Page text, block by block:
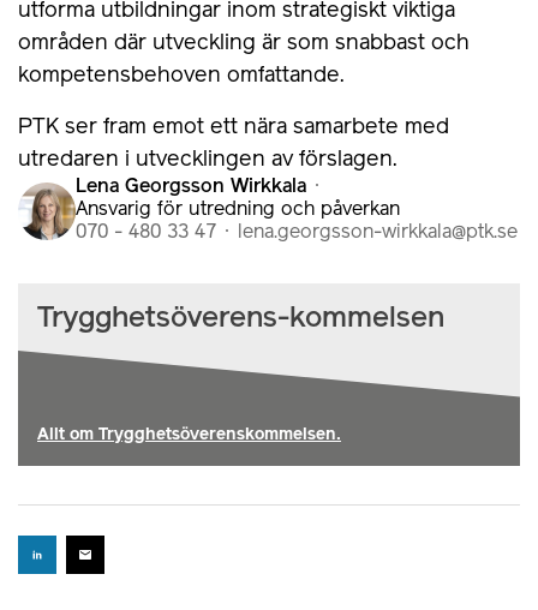
utforma utbildningar inom strategiskt viktiga
områden där utveckling är som snabbast och
kompetensbehoven omfattande.
PTK ser fram emot ett nära samarbete med
utredaren i utvecklingen av förslagen.
Lena Georgsson Wirkkala
Ansvarig för utredning och påverkan
070 - 480 33 47
lena.georgsson-wirkkala@ptk.se
Trygghetsöverens-kommelsen
Allt om Trygghetsöverenskommelsen.